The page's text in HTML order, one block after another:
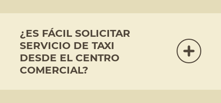
¿ES FÁCIL SOLICITAR
SERVICIO DE TAXI
DESDE EL CENTRO
COMERCIAL?